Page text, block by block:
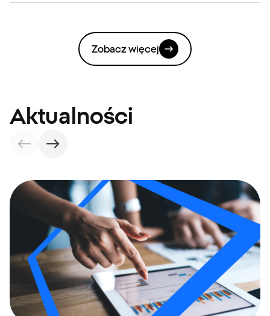
Zobacz więcej
Aktualności